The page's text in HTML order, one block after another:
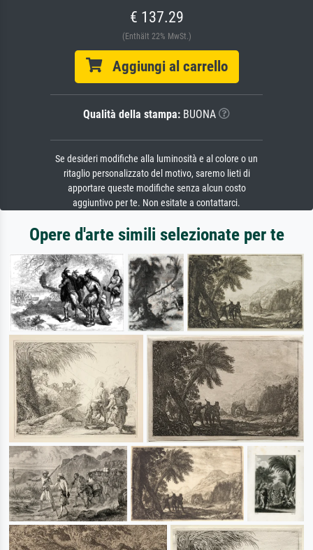
€ 137.29
(Enthält 22% MwSt.)
Aggiungi al carrello
Qualità della stampa: BUONA
Se desideri modifiche alla luminosità e al colore o un
ritaglio personalizzato del motivo, saremo lieti di
apportare queste modifiche senza alcun costo
aggiuntivo per te. Non esitate a contattarci.
Opere d'arte simili selezionate per te